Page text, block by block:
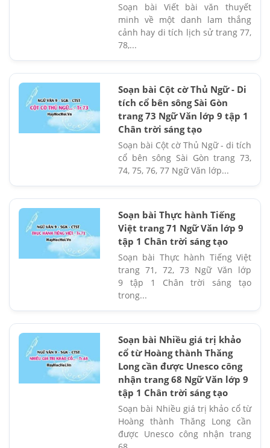
Soạn bài Viết bài văn thuyết
minh về một danh lam thắng
cảnh hay di tích lịch sử trang 77,
78,...
Soạn bài Cột cờ Thủ Ngữ - Di
tích cổ bên sông Sài Gòn
trang 73 Ngữ Văn lớp 9 tập 1
Chân trời sáng tạo
Soạn bài Cột cờ Thủ Ngữ - di tích
cổ bên sông Sài Gòn trang 73,
74, 75, 76, 77 Ngữ Văn lớp...
Soạn bài Thực hành Tiếng
Việt trang 71 Ngữ Văn lớp 9
tập 1 Chân trời sáng tạo
Soạn bài Thực hành Tiếng Việt
trang 71, 72, 73 Ngữ Văn lớp
9 tập 1 Chân trời sáng tạo
trong...
Soạn bài Nhiều giá trị khảo
cổ từ Hoàng thành Thăng
Long cần được Unesco công
nhận trang 68 Ngữ Văn lớp 9
tập 1 Chân trời sáng tạo
Soạn bài Nhiều giá trị khảo cổ từ
Hoàng thành Thăng Long cần
được Unesco công nhận trang